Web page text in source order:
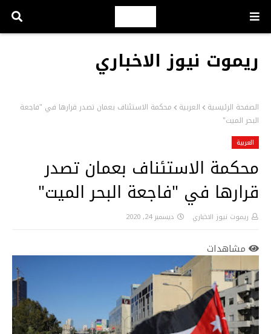
ريموت نيوز الاخباري
الصفحة الرئيسية العربية
محكمة الاستئناف بعمان تصدر قرارها في "فاجعة
البحر الميت"
العربية
محكمة الاستئناف بعمان تصدر
قرارها في "فاجعة البحر الميت"
ريموت نيوز الاخباري ديسمبر 24, 2020
مشاهدات